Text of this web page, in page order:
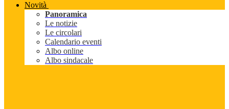
Novità
Panoramica
Le notizie
Le circolari
Calendario eventi
Albo online
Albo sindacale